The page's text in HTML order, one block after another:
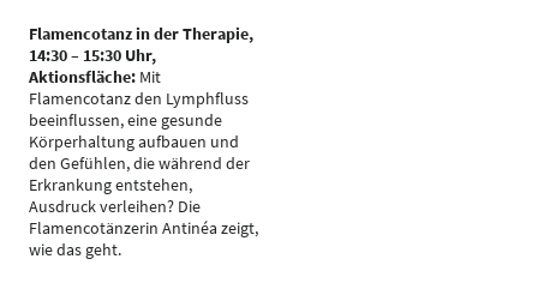
Flamencotanz in der Therapie,
14:30 – 15:30 Uhr,
Aktionsfläche: Mit
Flamencotanz den Lymphfluss
beeinflussen, eine gesunde
Körperhaltung aufbauen und
den Gefühlen, die während der
Erkrankung entstehen,
Ausdruck verleihen? Die
Flamencotänzerin Antinéa zeigt,
wie das geht.